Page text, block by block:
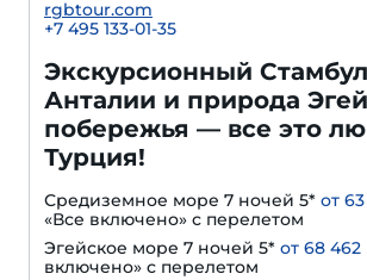
rgbtour.com
+7 495 133-01-35
Экскурсионный
Анталии и природа
побережья — все это
Турция!
Средиземное море 7 ночей 5* от
«Все включено» с перелетом
Эгейское море 7 ночей 5* от 68 462
включено» с перелетом